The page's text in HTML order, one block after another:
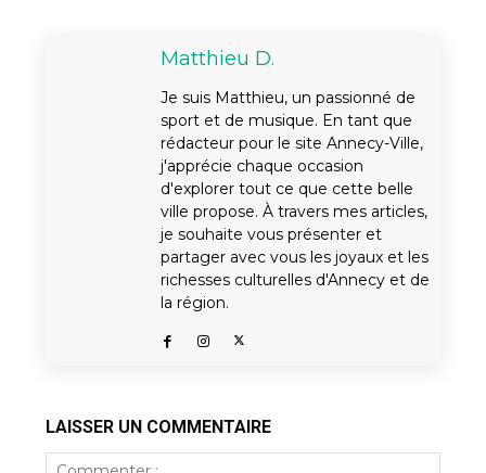
Matthieu D.
Je suis Matthieu, un passionné de
sport et de musique. En tant que
rédacteur pour le site Annecy-Ville,
j'apprécie chaque occasion
d'explorer tout ce que cette belle
ville propose. À travers mes articles,
je souhaite vous présenter et
partager avec vous les joyaux et les
richesses culturelles d'Annecy et de
la région.
LAISSER UN COMMENTAIRE